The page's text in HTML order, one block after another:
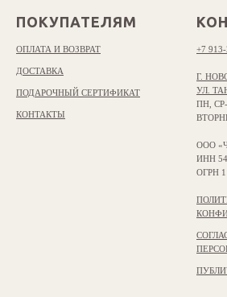
ПОКУПАТЕЛЯМ
ОПЛАТА И ВОЗВРАТ
ДОСТАВКА
ПОДАРОЧНЫЙ СЕРТИФИКАТ
КОНТАКТЫ
+7
Г.
УЛ.
ПН, СР-
ООО
ИНН
ОГРН